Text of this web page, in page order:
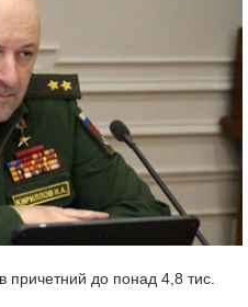
причетний до понад 4,8 тис.